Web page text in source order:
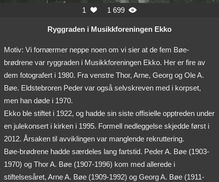
1  1 699 
Ryggraden i Musikkforeningen Ekko
Motiv: Vi fornærmer neppe noen om vi sier at de fem Bøe-
brødrene var ryggraden i Musikkforeningen Ekko. Her er fire av
dem fotografert i 1980. Fra venstre Thor, Arne, Georg og Ole A.
Bøe. Eldstebroren Peder var også selvskreven med i korpset,
men han døde i 1970.
Ekko ble stiftet i 1922, og hadde sin siste offisielle opptreden under
en julekonsert i kirken i 1995. Formell nedleggelse skjedde først i
2012. Årsaken til avviklingen var manglende rekruttering.
Bøe-brødrene hadde særdeles lang fartstid. Peder A. Bøe (1903-
1970) og Thor A. Bøe (1907-1996) kom med allerede i
stiftelsesåret, Arne A. Bøe (1909-1992) og Georg A. Bøe (1911-